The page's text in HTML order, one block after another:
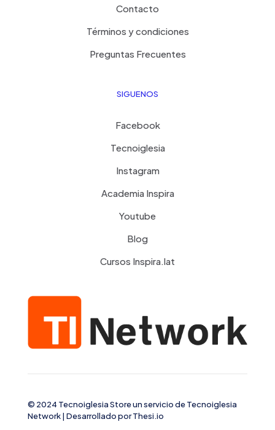
Contacto
Términos y condiciones
Preguntas Frecuentes
SIGUENOS
Facebook
Tecnoiglesia
Instagram
Academia Inspira
Youtube
Blog
Cursos Inspira.lat
© 2024 Tecnoiglesia Store un servicio deTecnoiglesia
Network| Desarrollado porThesi.io